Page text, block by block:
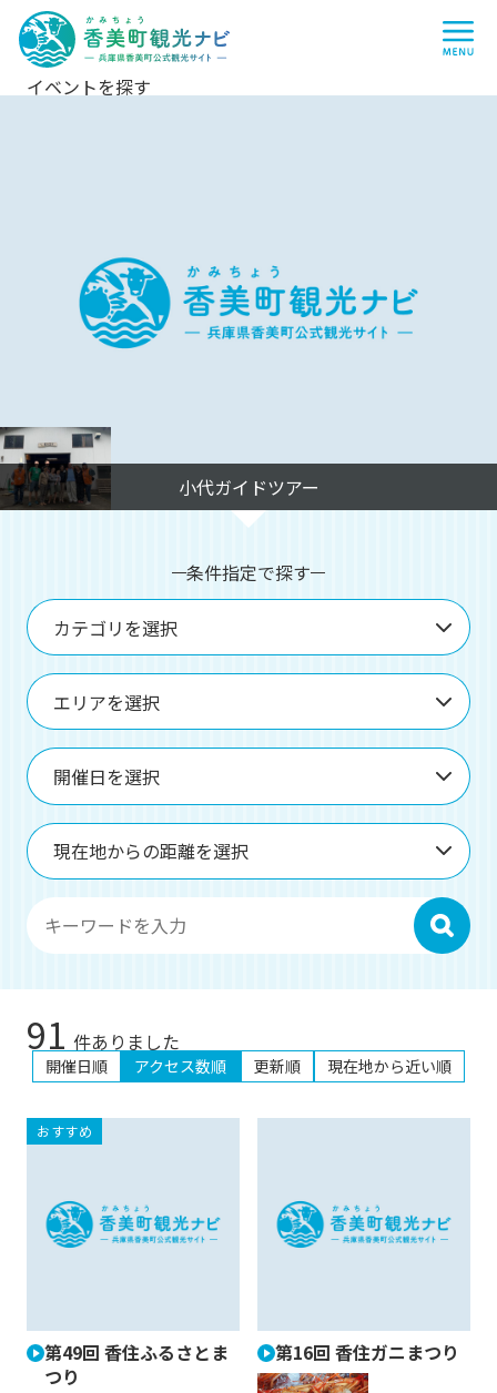
香
美
町
観
光
ナ
町
公
式
観
光
サ
イ
イベントを探す
条件指定で探す
カテゴリを選択
エリアを選択
開催日を選択
現在地からの距離を選択
検索
91 件ありました
開催日順 アクセス数順 更新順 現在地から近い順
第49回 香住ふるさとま
つり
第16回 香住ガニまつり